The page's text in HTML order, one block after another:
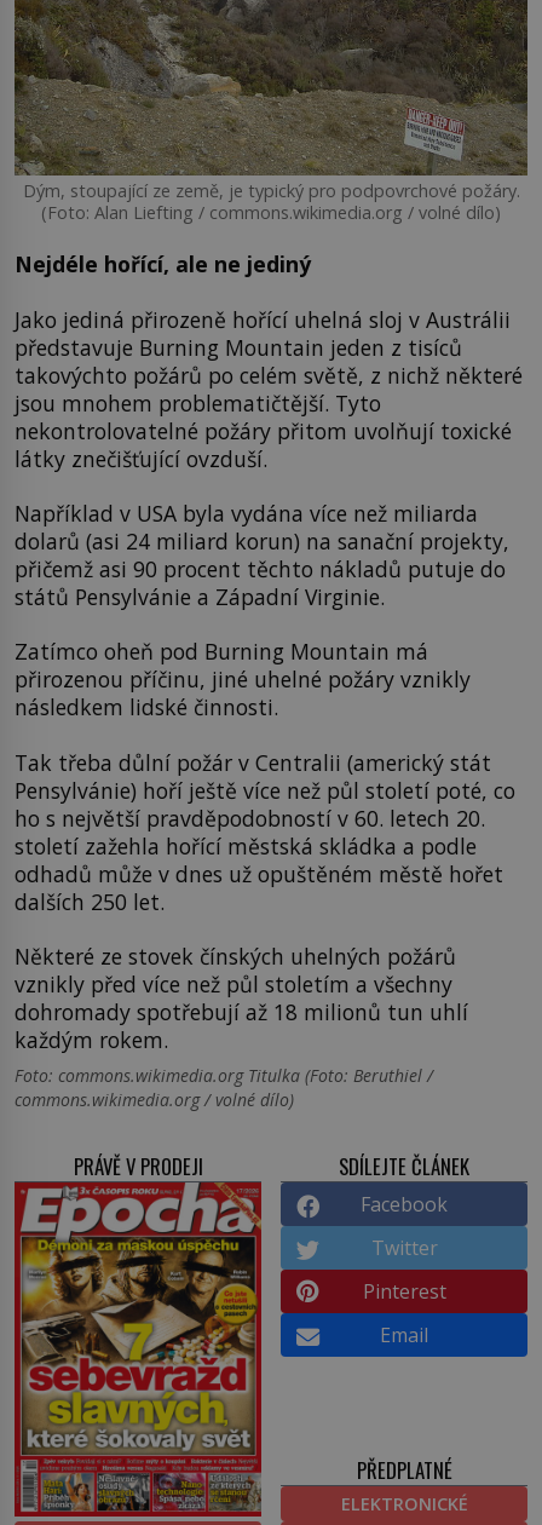
Dým, stoupající ze země, je typický pro podpovrchové požáry.
(Foto: Alan Liefting / commons.wikimedia.org / volné dílo)
Nejdéle hořící, ale ne jediný
Jako jediná přirozeně hořící uhelná sloj v Austrálii
představuje Burning Mountain jeden z tisíců
takovýchto požárů po celém světě, z nichž některé
jsou mnohem problematičtější. Tyto
nekontrolovatelné požáry přitom uvolňují toxické
látky znečišťující ovzduší.
Například v USA byla vydána více než miliarda
dolarů (asi 24 miliard korun) na sanační projekty,
přičemž asi 90 procent těchto nákladů putuje do
států Pensylvánie a Západní Virginie.
Zatímco oheň pod Burning Mountain má
přirozenou příčinu, jiné uhelné požáry vznikly
následkem lidské činnosti.
Tak třeba důlní požár v Centralii (americký stát
Pensylvánie) hoří ještě více než půl století poté, co
ho s největší pravděpodobností v 60. letech 20.
století zažehla hořící městská skládka a podle
odhadů může v dnes už opuštěném městě hořet
dalších 250 let.
Některé ze stovek čínských uhelných požárů
vznikly před více než půl stoletím a všechny
dohromady spotřebují až 18 milionů tun uhlí
každým rokem.
Foto: commons.wikimedia.org Titulka (Foto: Beruthiel /
commons.wikimedia.org / volné dílo)
PRÁVĚ V PRODEJI SDÍLEJTE ČLÁNEK
Facebook
Twitter
Pinterest
Email
PŘEDPLATNÉ
ELEKTRONICKÉ